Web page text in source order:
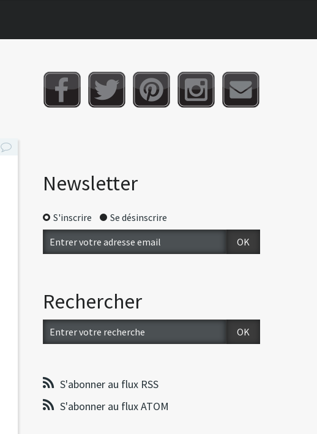
Newsletter
S'inscrire Se désinscrire
Rechercher
S'abonner au flux RSS
S'abonner au flux ATOM